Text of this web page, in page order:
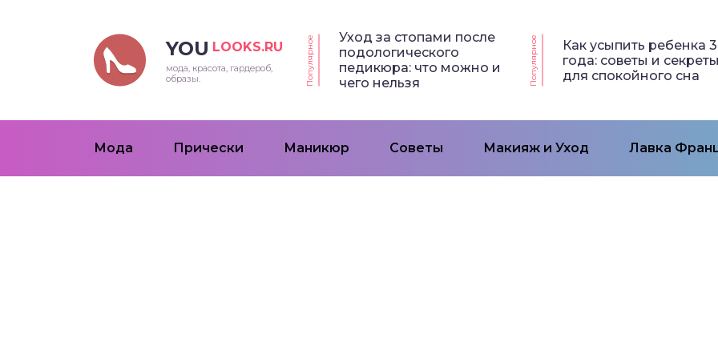
YOU LOOKS.RU
мода, красота, гардероб,
образы.
Популярное
Уход за стопами после
подологического
педикюра: что можно и
чего нельзя
Популярное
Как усыпить ребенка 3
года: советы и секреты
для спокойного сна
Мода Прически Маникюр Советы Макияж и Уход Лавка